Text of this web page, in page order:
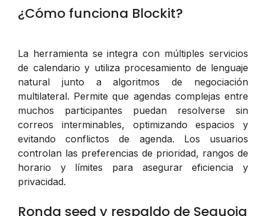
¿Cómo funciona Blockit?
La herramienta se integra con múltiples servicios
de calendario y utiliza procesamiento de lenguaje
natural junto a algoritmos de negociación
multilateral. Permite que agendas complejas entre
muchos participantes puedan resolverse sin
correos interminables, optimizando espacios y
evitando conflictos de agenda. Los usuarios
controlan las preferencias de prioridad, rangos de
horario y límites para asegurar eficiencia y
privacidad.
Ronda seed y respaldo de Sequoia